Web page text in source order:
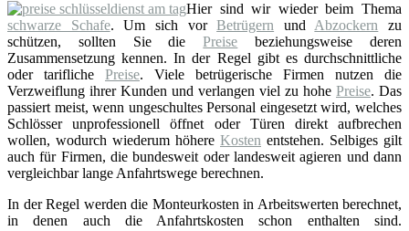
Hier sind wir wieder beim Thema
schwarze Schafe. Um sich vorBetrügern undAbzockern zu
schützen, sollten Sie diePreise beziehungsweise deren
Zusammensetzung kennen. In der Regel gibt es durchschnittliche
oder tarifliche Preise. Viele betrügerische Firmen nutzen die
Verzweiflung ihrer Kunden und verlangen viel zu hohe Preise. Das
passiert meist, wenn ungeschultes Personal eingesetzt wird, welches
Schlösser unprofessionell öffnet oder Türen direkt aufbrechen
wollen, wodurch wiederum höhere Kosten entstehen. Selbiges gilt
auch für Firmen, die bundesweit oder landesweit agieren und dann
vergleichbar lange Anfahrtswege berechnen.
In der Regel werden die Monteurkosten in Arbeitswerten berechnet,
in denen auch die Anfahrtskosten schon enthalten sind.